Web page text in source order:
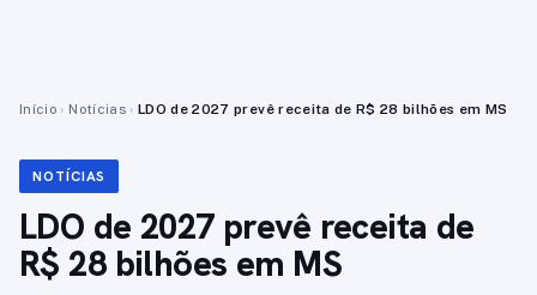
Início › Notícias › LDO de 2027 prevê receita de R$ 28 bilhões em MS
NOTÍCIAS
LDO de 2027 prevê receita de
R$ 28 bilhões em MS